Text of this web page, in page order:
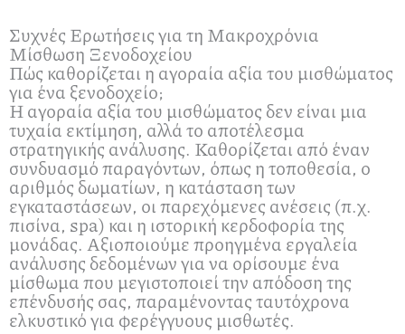
Συχνές Ερωτήσεις για τη Μακροχρόνια
Μίσθωση Ξενοδοχείου
Πώς καθορίζεται η αγοραία αξία του μισθώματος
για ένα ξενοδοχείο;
Η αγοραία αξία του μισθώματος δεν είναι μια
τυχαία εκτίμηση, αλλά το αποτέλεσμα
στρατηγικής ανάλυσης. Καθορίζεται από έναν
συνδυασμό παραγόντων, όπως η τοποθεσία, ο
αριθμός δωματίων, η κατάσταση των
εγκαταστάσεων, οι παρεχόμενες ανέσεις (π.χ.
πισίνα, spa) και η ιστορική κερδοφορία της
μονάδας. Αξιοποιούμε προηγμένα εργαλεία
ανάλυσης δεδομένων για να ορίσουμε ένα
μίσθωμα που μεγιστοποιεί την απόδοση της
επένδυσής σας, παραμένοντας ταυτόχρονα
ελκυστικό για φερέγγυους μισθωτές.